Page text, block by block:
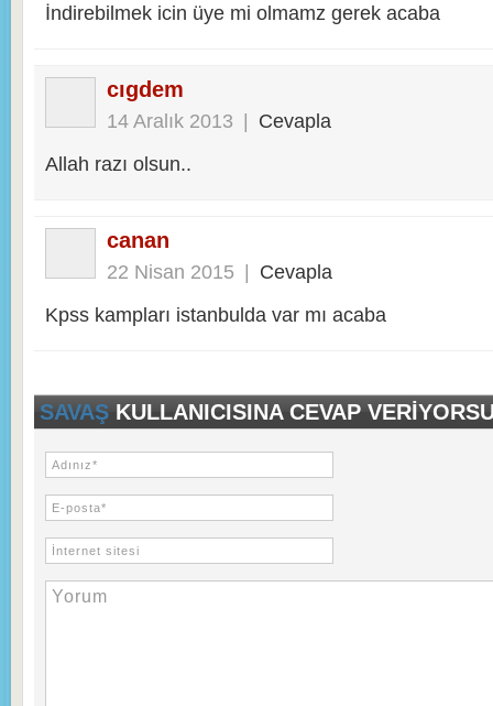
İndirebilmek icin üye mi olmamz gerek acaba
cıgdem
14 Aralık 2013 | Cevapla
Allah razı olsun..
canan
22 Nisan 2015 | Cevapla
Kpss kampları istanbulda var mı acaba
SAVAŞ KULLANICISINA CEVAP